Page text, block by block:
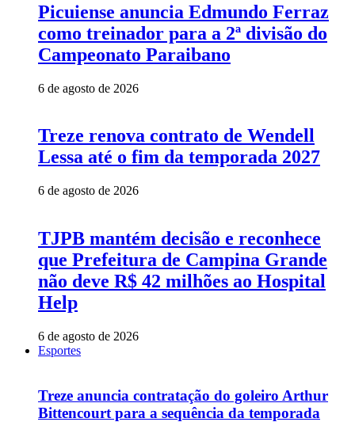
Picuiense anuncia Edmundo Ferraz
como treinador para a 2ª divisão do
Campeonato Paraibano
6 de agosto de 2026
Treze renova contrato de Wendell
Lessa até o fim da temporada 2027
6 de agosto de 2026
TJPB mantém decisão e reconhece
que Prefeitura de Campina Grande
não deve R$ 42 milhões ao Hospital
Help
6 de agosto de 2026
Esportes
Treze anuncia contratação do goleiro Arthur
Bittencourt para a sequência da temporada